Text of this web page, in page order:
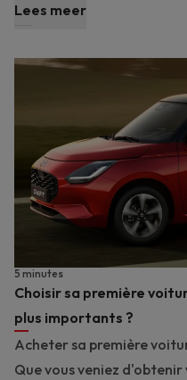
Lees meer
Choisir sa première
plus importants ?
5 minutes
Acheter sa première
Que vous veniez